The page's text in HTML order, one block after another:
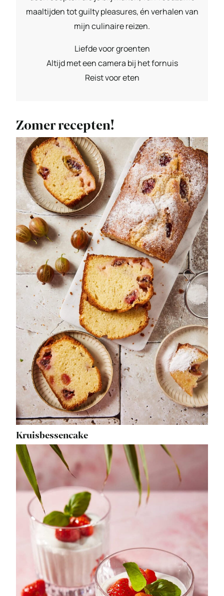
maaltijden tot guilty pleasures, én verhalen van
mijn culinaire reizen.
Liefde voor groenten
Altijd met een camera bij het fornuis
Reist voor eten
Zomer recepten!
Kruisbessencake